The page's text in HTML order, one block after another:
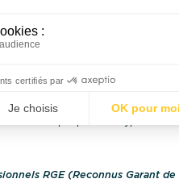
également des travaux d’
technique pour ce type de
RGE (Reconnus Garant